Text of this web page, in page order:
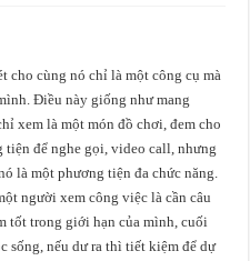
cho cùng nó chỉ là một công cụ mà
Điều này giống như mang
xem là một món đồ chơi, đem cho
để nghe gọi, video call, nhưng
là một phương tiện đa chức năng.
người xem công việc là cần câu
tốt trong giới hạn của mình, cuối
sống, nếu dư ra thì tiết kiệm để dự